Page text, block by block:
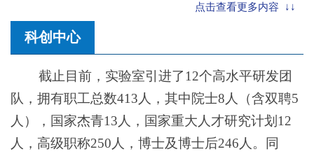
点击查看更多内容 ↓↓
科创中心
截止目前，实验室引进了12个高水平研发团
队，拥有职工总数413人，其中院士8人（含双聘5
人），国家杰青13人，国家重大人才研究计划12
人，高级职称250人，博士及博士后246人。同